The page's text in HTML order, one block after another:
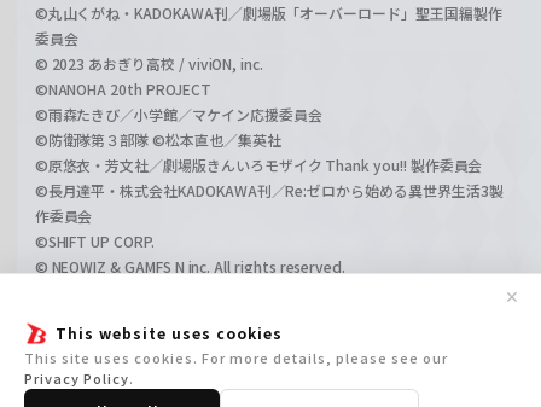
This website uses cookies
This site uses cookies. For more details, please see our
Privacy Policy.
✕
©丸山くがね・KADOKAWA刊／劇場版「オーバーロード」聖王国編製作
委員会
© 2023 あおぎり高校 / viviON, inc.
©NANOHA 20th PROJECT
©雨森たきび／小学館／マケイン応援委員会
©防衛隊第３部隊 ©松本直也／集英社
©原悠衣・芳文社／劇場版きんいろモザイク Thank you!! 製作委員会
©長月達平・株式会社KADOKAWA刊／Re:ゼロから始める異世界生活3製
作委員会
©SHIFT UP CORP.
© NEOWIZ & GAMFS N inc. All rights reserved.
©GIRLS und PANZER Film Projekt
©GIRLS und PANZER Finale Projekt